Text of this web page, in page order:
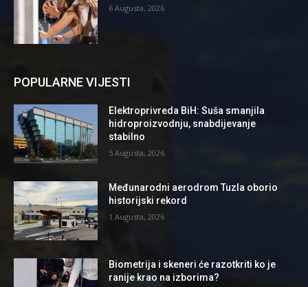
6 Augusta, 2026
POPULARNE VIJESTI
Elektroprivreda BiH: Suša smanjila
hidroproizvodnju, snabdijevanje
stabilno
5 Augusta, 2026
Međunarodni aerodrom Tuzla oborio
historijski rekord
1 Augusta, 2026
Biometrija i skeneri će razotkriti ko je
ranije krao na izborima?